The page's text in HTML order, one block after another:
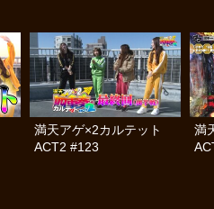
満天アゲ×2カルテット
ACT2 #123
満